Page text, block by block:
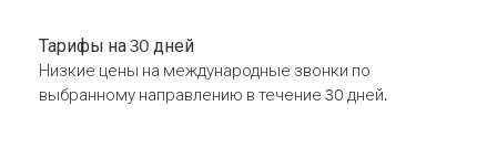
Тарифы на 30 дней
Низкие цены на международные звонки по
выбранному направлению в течение 30 дней.